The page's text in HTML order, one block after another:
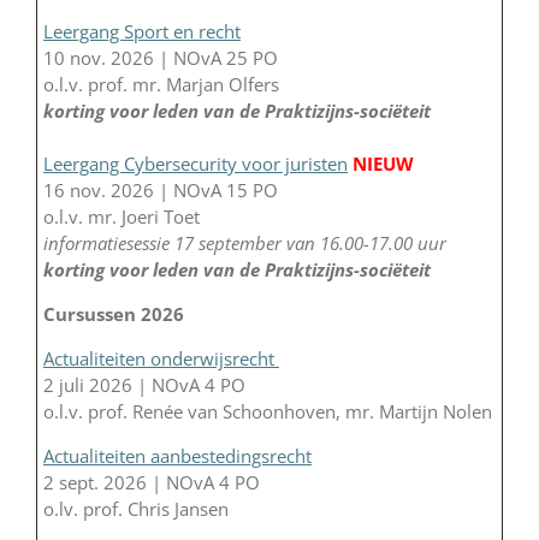
Leergang Sport en recht
10 nov. 2026 | NOvA 25 PO
o.l.v. prof. mr. Marjan Olfers
korting voor leden van de Praktizijns-sociëteit
Leergang Cybersecurity voor juristen NIEUW
16 nov. 2026 | NOvA 15 PO
o.l.v. mr. Joeri Toet
informatiesessie 17 september van 16.00-17.00 uur
korting voor leden van de Praktizijns-sociëteit
Cursussen 2026
Actualiteiten onderwijsrecht
2 juli 2026 | NOvA 4 PO
o.l.v. prof. Renée van Schoonhoven, mr. Martijn Nolen
Actualiteiten aanbestedingsrecht
2 sept. 2026 | NOvA 4 PO
o.lv. prof. Chris Jansen